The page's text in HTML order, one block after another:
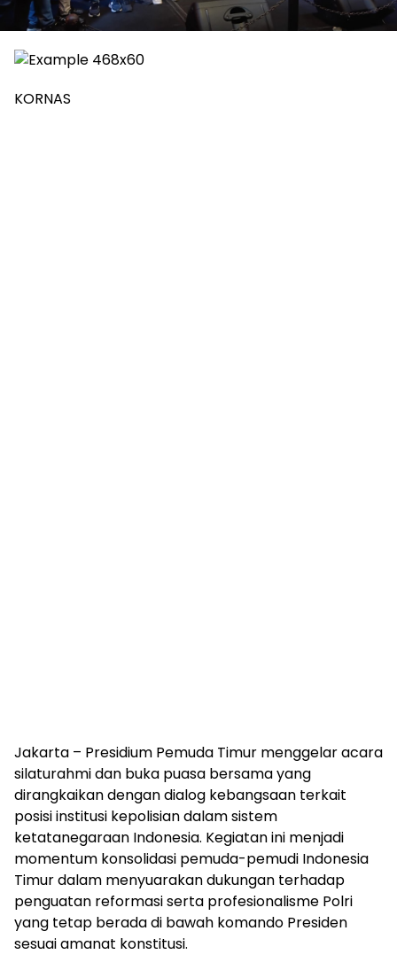
KORNAS
Jakarta – Presidium Pemuda Timur menggelar acara
silaturahmi dan buka puasa bersama yang
dirangkaikan dengan dialog kebangsaan terkait
posisi institusi kepolisian dalam sistem
ketatanegaraan Indonesia. Kegiatan ini menjadi
momentum konsolidasi pemuda-pemudi Indonesia
Timur dalam menyuarakan dukungan terhadap
penguatan reformasi serta profesionalisme Polri
yang tetap berada di bawah komando Presiden
sesuai amanat konstitusi.